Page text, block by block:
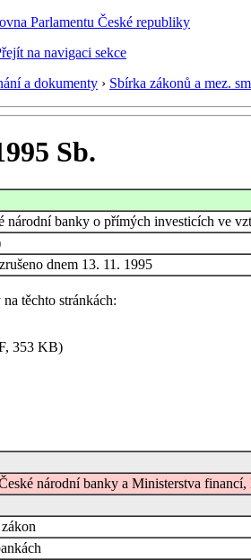
na navigaci sekce
a dokumenty › Sbírka zákonů a mez.
Sb.
národní banky o přímých investicích ve
dnem 13. 11. 1995
těchto stránkách:
353 KB)
národní banky a Ministerstva